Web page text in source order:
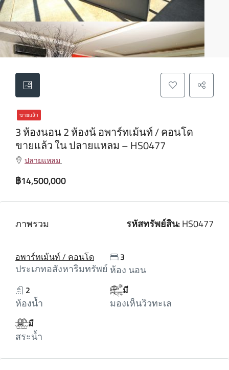
ขายแล้ว
3 ห้องนอน 2 ห้องน้ อพาร์ทเม้นท์ / คอนโด
ขายแล้ว ใน ปลายแหลม – HS0477
ปลายแหลม
฿14,500,000
ภาพรวม รหัสทรัพย์สิน:HS0477
อพาร์ทเม้นท์ / คอนโด
ประเภทอสังหาริมทรัพย์
3
ห้อง นอน
2
ห้องน้ำ
มี
มองเห็นวิวทะเล
มี
สระน้ำ